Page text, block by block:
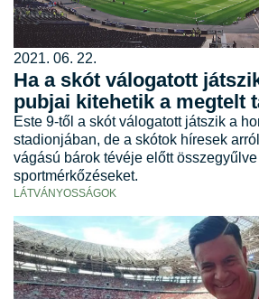
2021. 06. 22.
Ha a skót válogatott
pubjai kitehetik a megtelt
Este 9-től a skót válogatott játszik a
stadionjában, de a skótok híresek
vágású bárok tévéje előtt
sportmérkőzéseket.
LÁTVÁNYOSSÁGOK